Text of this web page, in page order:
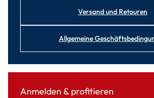
Versand und Retouren
Allgemeine
Anmelden & profitieren